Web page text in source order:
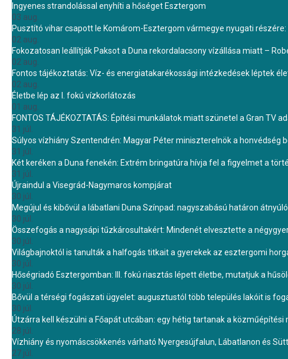
Ingyenes strandolással enyhíti a hőséget Esztergom
03 aug.
Pusztító vihar csapott le Komárom-Esztergom vármegye nyugati
02 aug.
Fokozatosan leállítják Paksot a Duna rekordalacsony vízállása miatt –
02 aug.
Fontos tájékoztatás: Víz- és energiatakarékossági intézkedések léptek
02 aug.
Életbe lép az I. fokú vízkorlátozás
01 aug.
FONTOS TÁJÉKOZTATÁS: Építési munkálatok miatt szünetel a Gran TV
31 júl.
Súlyos vízhiány Szentendrén: Magyar Péter miniszterelnök a honvédség
31 júl.
Két keréken a Duna fenekén: Extrém bringatúra hívja fel a figyelmet a
31 júl.
Újraindul a Visegrád-Nagymaros kompjárat
30 júl.
Megújul és kibővül a lábatlani Duna Színpad: nagyszabású határon
30 júl.
Összefogás a nagysápi tűzkárosultakért: Mindenét elvesztette a
30 júl.
Világbajnoktól is tanulták a halfogás titkait a gyerekek az esztergomi
30 júl.
Hőségriadó Esztergomban: III. fokú riasztás lépett életbe, mutatjuk a
30 júl.
Bővül a térségi fogászati ügyelet: augusztustól több település lakóit is
30 júl.
Útzárra kell készülni a Főapát utcában: egy hétig tartanak a közműépítési
28 júl.
Vízhiány és nyomáscsökkenés várható Nyergesújfalun, Lábatlanon és
27 júl.